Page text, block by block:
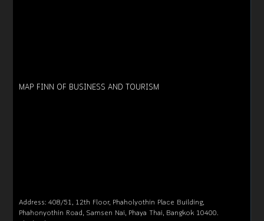
MAP FINN OF BUSINESS AND TOURISM
Address: 408/51, 12th Floor, Phaholyothin Place Building,
Phahonyothin Road, Samsen Nai, Phaya Thai, Bangkok 10400.